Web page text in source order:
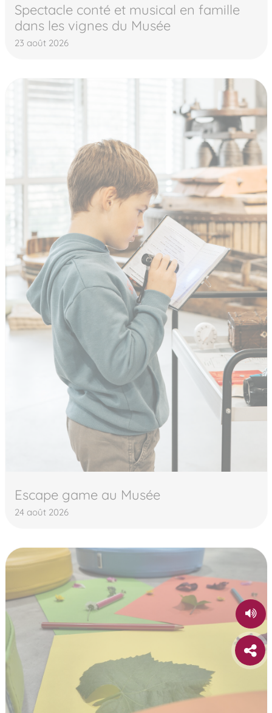
Spectacle conté et musical en famille
dans les vignes du Musée
23 août 2026
Escape game au Musée
24 août 2026